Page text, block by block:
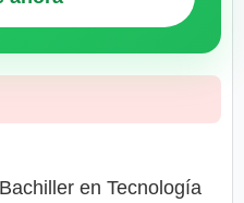
Bachiller en Tecnología